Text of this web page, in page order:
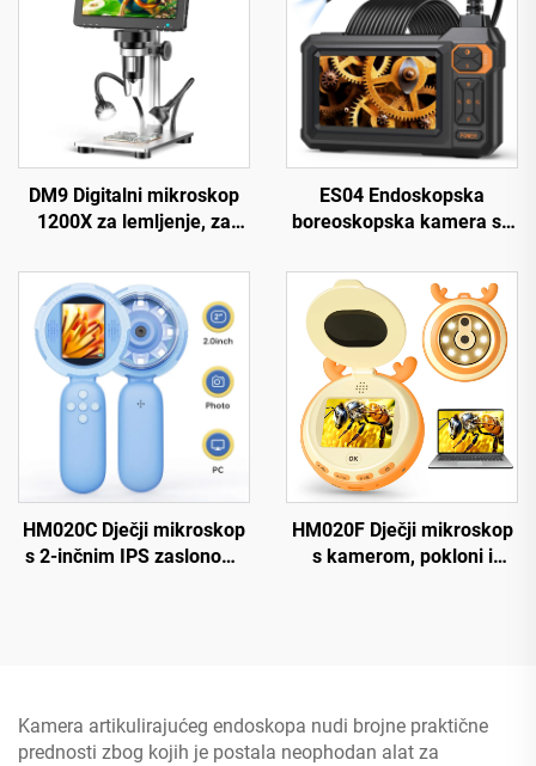
DM9 Digitalni mikroskop
1200X za lemljenje, za
PCB ploče i sklopova
ES04 Endoskopska
boreoskopska kamera sa
HD inspekcijska kamera,
7,9 mm IP67 vodootporna
HM020C Dječji mikroskop
s 2-inčnim IPS zaslonom,
HM020F Dječji mikroskop
s kamerom, pokloni i
Kamera artikulirajućeg endoskopa nudi brojne praktične
prednosti zbog kojih je postala neophodan alat za